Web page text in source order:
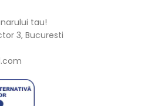
tau!
3, Bucuresti